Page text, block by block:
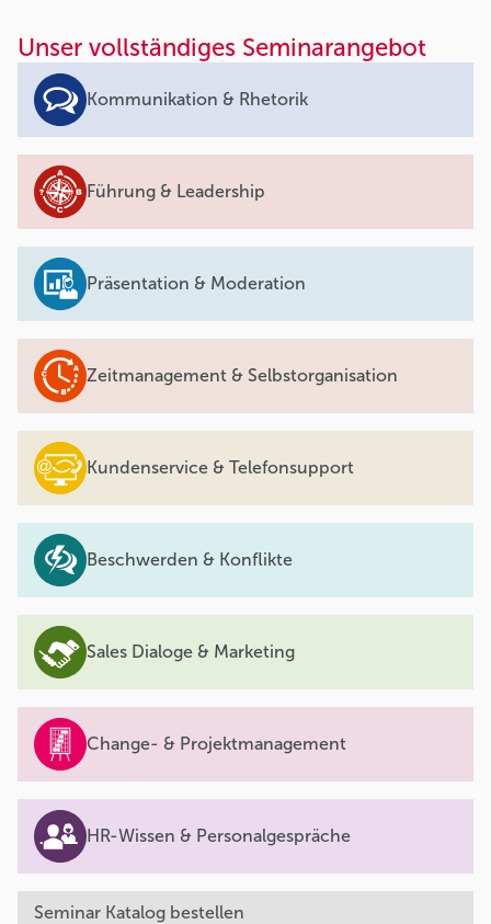
Unser vollständiges Seminarangebot
Kommunikation & Rhetorik
Führung & Leadership
Präsentation & Moderation
Zeitmanagement & Selbstorganisation
Kundenservice & Telefonsupport
Beschwerden & Konflikte
Sales Dialoge & Marketing
Change- & Projektmanagement
HR-Wissen & Personalgespräche
Seminar Katalog bestellen